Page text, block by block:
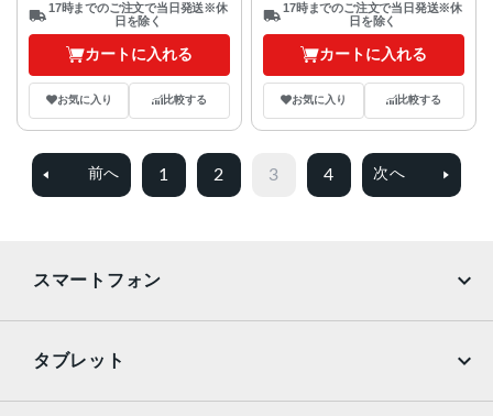
17時までのご注文で当日発送※休
日を除く
カートに入れる
お気に入り 比較する
17時までのご注文で当日発送※休
日を除く
カートに入れる
お気に入り 比較する
前へ 1 2 3 4 次へ
スマートフォン
タブレット